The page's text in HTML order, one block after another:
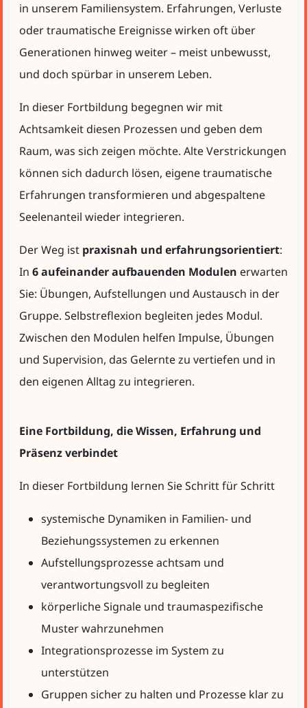
in unserem Familiensystem. Erfahrungen, Verluste
oder traumatische Ereignisse wirken oft über
Generationen hinweg weiter – meist unbewusst,
und doch spürbar in unserem Leben.
In dieser Fortbildung begegnen wir mit
Achtsamkeit diesen Prozessen und geben dem
Raum, was sich zeigen möchte. Alte Verstrickungen
können sich dadurch lösen, eigene traumatische
Erfahrungen transformieren und abgespaltene
Seelenanteil wieder integrieren.
Der Weg ist praxisnah und erfahrungsorientiert:
In 6 aufeinander aufbauenden Modulen erwarten
Sie: Übungen, Aufstellungen und Austausch in der
Gruppe. Selbstreflexion begleiten jedes Modul.
Zwischen den Modulen helfen Impulse, Übungen
und Supervision, das Gelernte zu vertiefen und in
den eigenen Alltag zu integrieren.
Eine Fortbildung, die Wissen, Erfahrung und
Präsenz verbindet
In dieser Fortbildung lernen Sie Schritt für Schritt
systemische Dynamiken in Familien- und
Beziehungssystemen zu erkennen
Aufstellungsprozesse achtsam und
verantwortungsvoll zu begleiten
körperliche Signale und traumaspezifische
Muster wahrzunehmen
Integrationsprozesse im System zu
unterstützen
Gruppen sicher zu halten und Prozesse klar zu